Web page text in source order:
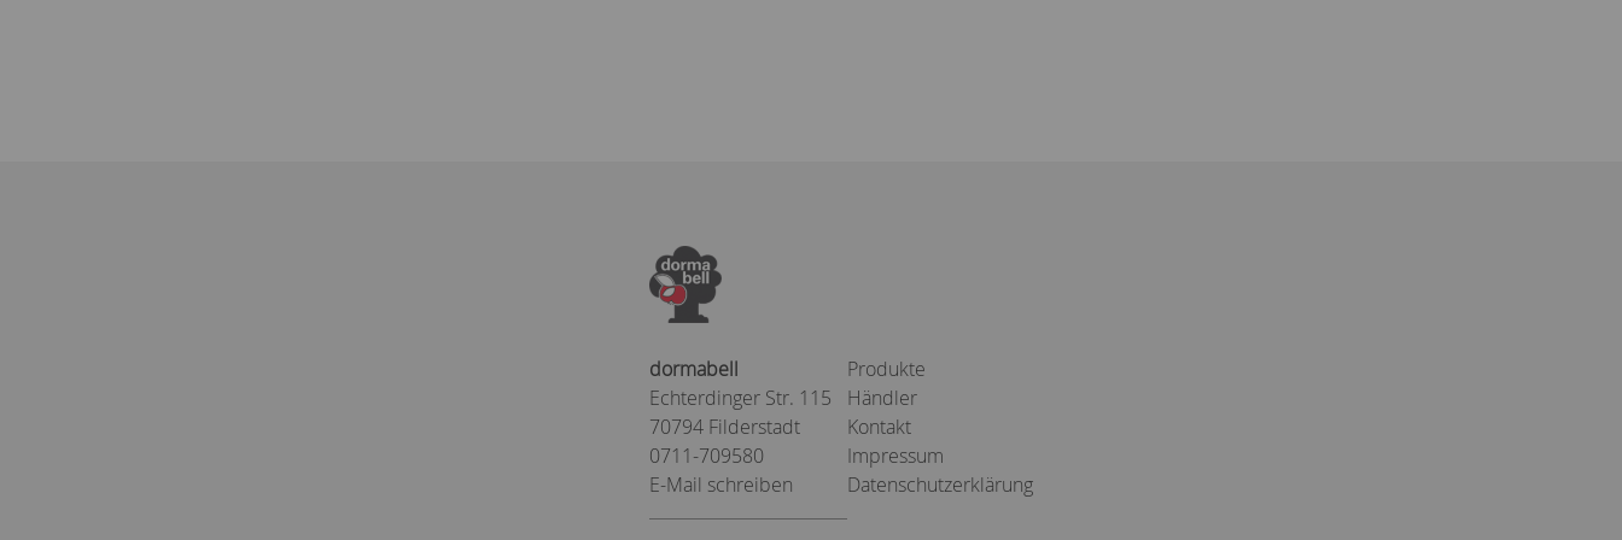
dormabell
Echterdinger Str. 115
70794 Filderstadt
0711-709580
E-Mail schreiben
Produkte
Händler
Kontakt
Impressum
Datenschutzerklärung